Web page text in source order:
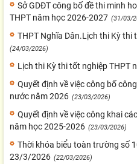
Sở GDĐT công bố đề thi minh
THPT năm học 2026-2027 (31/03/
THPT Nghĩa Dân.Lịch thi Kỳ thi
(24/03/2026)
Lịch thi Kỳ thi tốt nghiệp THPT
Quyết định về việc công bố
nước năm 2026 (23/03/2026)
Quyết định về việc công khai
năm học 2025-2026 (23/03/2026)
Thời khóa biểu toàn trường số
23/3/2026 (22/03/2026)